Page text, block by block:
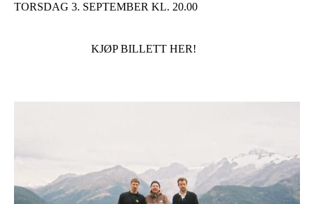
TORSDAG 3. SEPTEMBER KL. 20.00
KJØP BILLETT HER!